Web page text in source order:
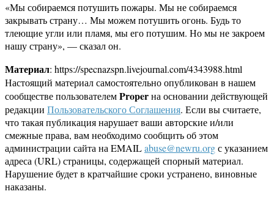
«Мы собираемся потушить пожары. Мы не собираемся
закрывать страну… Мы можем потушить огонь. Будь то
тлеющие угли или пламя, мы его потушим. Но мы не закроем
нашу страну», — сказал он.
Материал: https://specnazspn.livejournal.com/4343988.html
Настоящий материал самостоятельно опубликован в нашем
сообществе пользователемProperна основании действующей
редакции Пользовательского Соглашения. Если вы считаете,
что такая публикация нарушает ваши авторские и/или
смежные права, вам необходимо сообщить об этом
администрации сайта на EMAILabuse@newru.orgс указанием
адреса (URL) страницы, содержащей спорный материал.
Нарушение будет в кратчайшие сроки устранено, виновные
наказаны.